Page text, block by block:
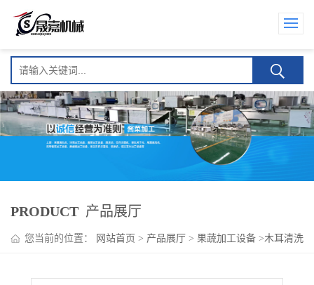
PRODUCT 产品展厅
您当前的位置： 网站首页 > 产品展厅 > 果蔬加工设备 >木耳清洗